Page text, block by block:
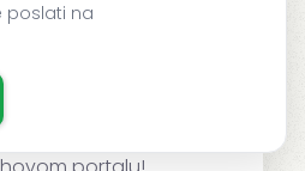
korisno!
Njihovi članci nisu
već i veoma
poslati na